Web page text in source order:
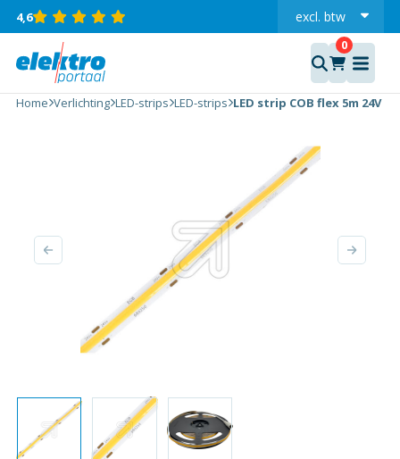
4,6 excl. btw
incl.
Home Verlichting LED-strips LED-strips LED strip COB flex 5m 24V
LED
strip
COB
flex 5m
IP22